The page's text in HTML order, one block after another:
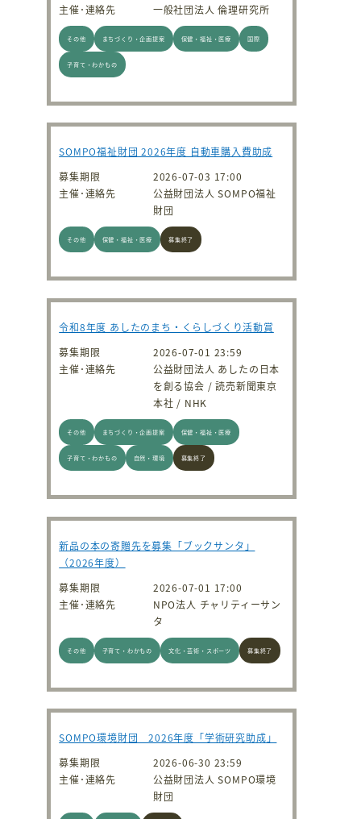
主催･連絡先
一般社団法人 倫理研究所
その他 まちづくり・企画提案 保健・福祉・医療 国際
子育て・わかもの
SOMPO福祉財団 2026年度 自動車購入費助成
募集期限
2026-07-03 17:00
主催･連絡先
公益財団法人 SOMPO福祉
財団
その他 保健・福祉・医療 募集終了
令和8年度 あしたのまち・くらしづくり活動賞
募集期限
2026-07-01 23:59
主催･連絡先
公益財団法人 あしたの日本
を創る協会 / 読売新聞東京
本社 / NHK
その他 まちづくり・企画提案 保健・福祉・医療
子育て・わかもの 自然・環境 募集終了
新品の本の寄贈先を募集「ブックサンタ」
（2026年度）
募集期限
2026-07-01 17:00
主催･連絡先
NPO法人 チャリティーサン
タ
その他 子育て・わかもの 文化・芸術・スポーツ 募集終了
SOMPO環境財団 2026年度「学術研究助成」
募集期限
2026-06-30 23:59
主催･連絡先
公益財団法人 SOMPO環境
財団